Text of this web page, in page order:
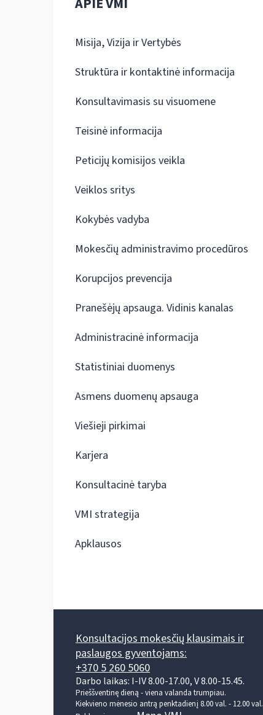
Misija, Vizija ir Vertybės
Struktūra ir kontaktinė informacija
Konsultavimasis su visuomene
Teisinė informacija
Peticijų komisijos veikla
Veiklos sritys
Kokybės vadyba
Mokesčių administravimo procedūros
Korupcijos prevencija
Pranešėjų apsauga. Vidinis kanalas
Administracinė informacija
Statistiniai duomenys
Asmens duomenų apsauga
Viešieji pirkimai
Karjera
Konsultacinė taryba
VMI strategija
Apklausos
Konsultacijos mokesčių klausimais ir
paslaugos gyventojams:
+370 5 260 5060
Darbo laikas: I-IV 8.00-17.00, V 8.00-15.45.
Prieššventinę dieną - viena valanda trumpiau.
Kiekvieno mėnesio antrą penktadienį 8.00 val. - 12.00 val.